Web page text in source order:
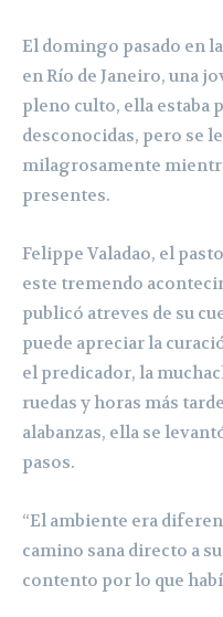
El domingo pasado en
en Río de Janeiro, una
pleno culto, ella estaba
desconocidas, pero se
milagrosamente
presentes.
Felippe Valadao, el
este tremendo
publicó atreves de su
puede apreciar la
el predicador, la
ruedas y horas más
alabanzas, ella se
pasos.
“El ambiente era
camino sana directo a
contento por lo que